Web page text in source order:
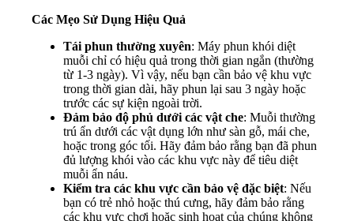
Các Mẹo Sử Dụng Hiệu Quả
Tái phun thường xuyên: Máy phun khói diệt
muỗi chỉ có hiệu quả trong thời gian ngắn (thường
từ 1-3 ngày). Vì vậy, nếu bạn cần bảo vệ khu vực
trong thời gian dài, hãy phun lại sau 3 ngày hoặc
trước các sự kiện ngoài trời.
Đảm bảo độ phủ dưới các vật che: Muỗi thường
trú ẩn dưới các vật dụng lớn như sàn gỗ, mái che,
hoặc trong góc tối. Hãy đảm bảo rằng bạn đã phun
đủ lượng khói vào các khu vực này để tiêu diệt
muỗi ẩn náu.
Kiểm tra các khu vực cần bảo vệ đặc biệt: Nếu
bạn có trẻ nhỏ hoặc thú cưng, hãy đảm bảo rằng
các khu vực chơi hoặc sinh hoạt của chúng không